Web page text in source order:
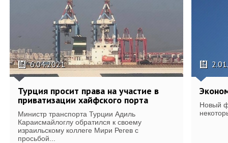
6.04.2021
Турция просит права на участие в
приватизации хайфского порта
Министр транспорта Турции Адиль
Караисмайлоглу обратился к своему
израильскому коллеге Мири Регев с
просьбой...
Новый